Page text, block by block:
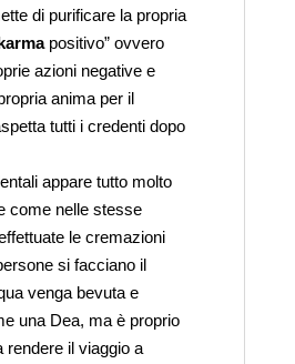
di purificare la propria
positivo” ovvero
azioni negative e
anima per il
tutti i credenti dopo
appare tutto molto
come nelle stesse
le cremazioni
si facciano il
venga bevuta e
una Dea, ma è proprio
rendere il viaggio a